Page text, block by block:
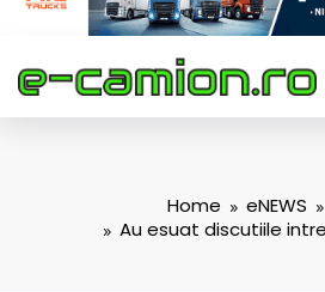
Home eNEWS
Au esuat discutiile intre